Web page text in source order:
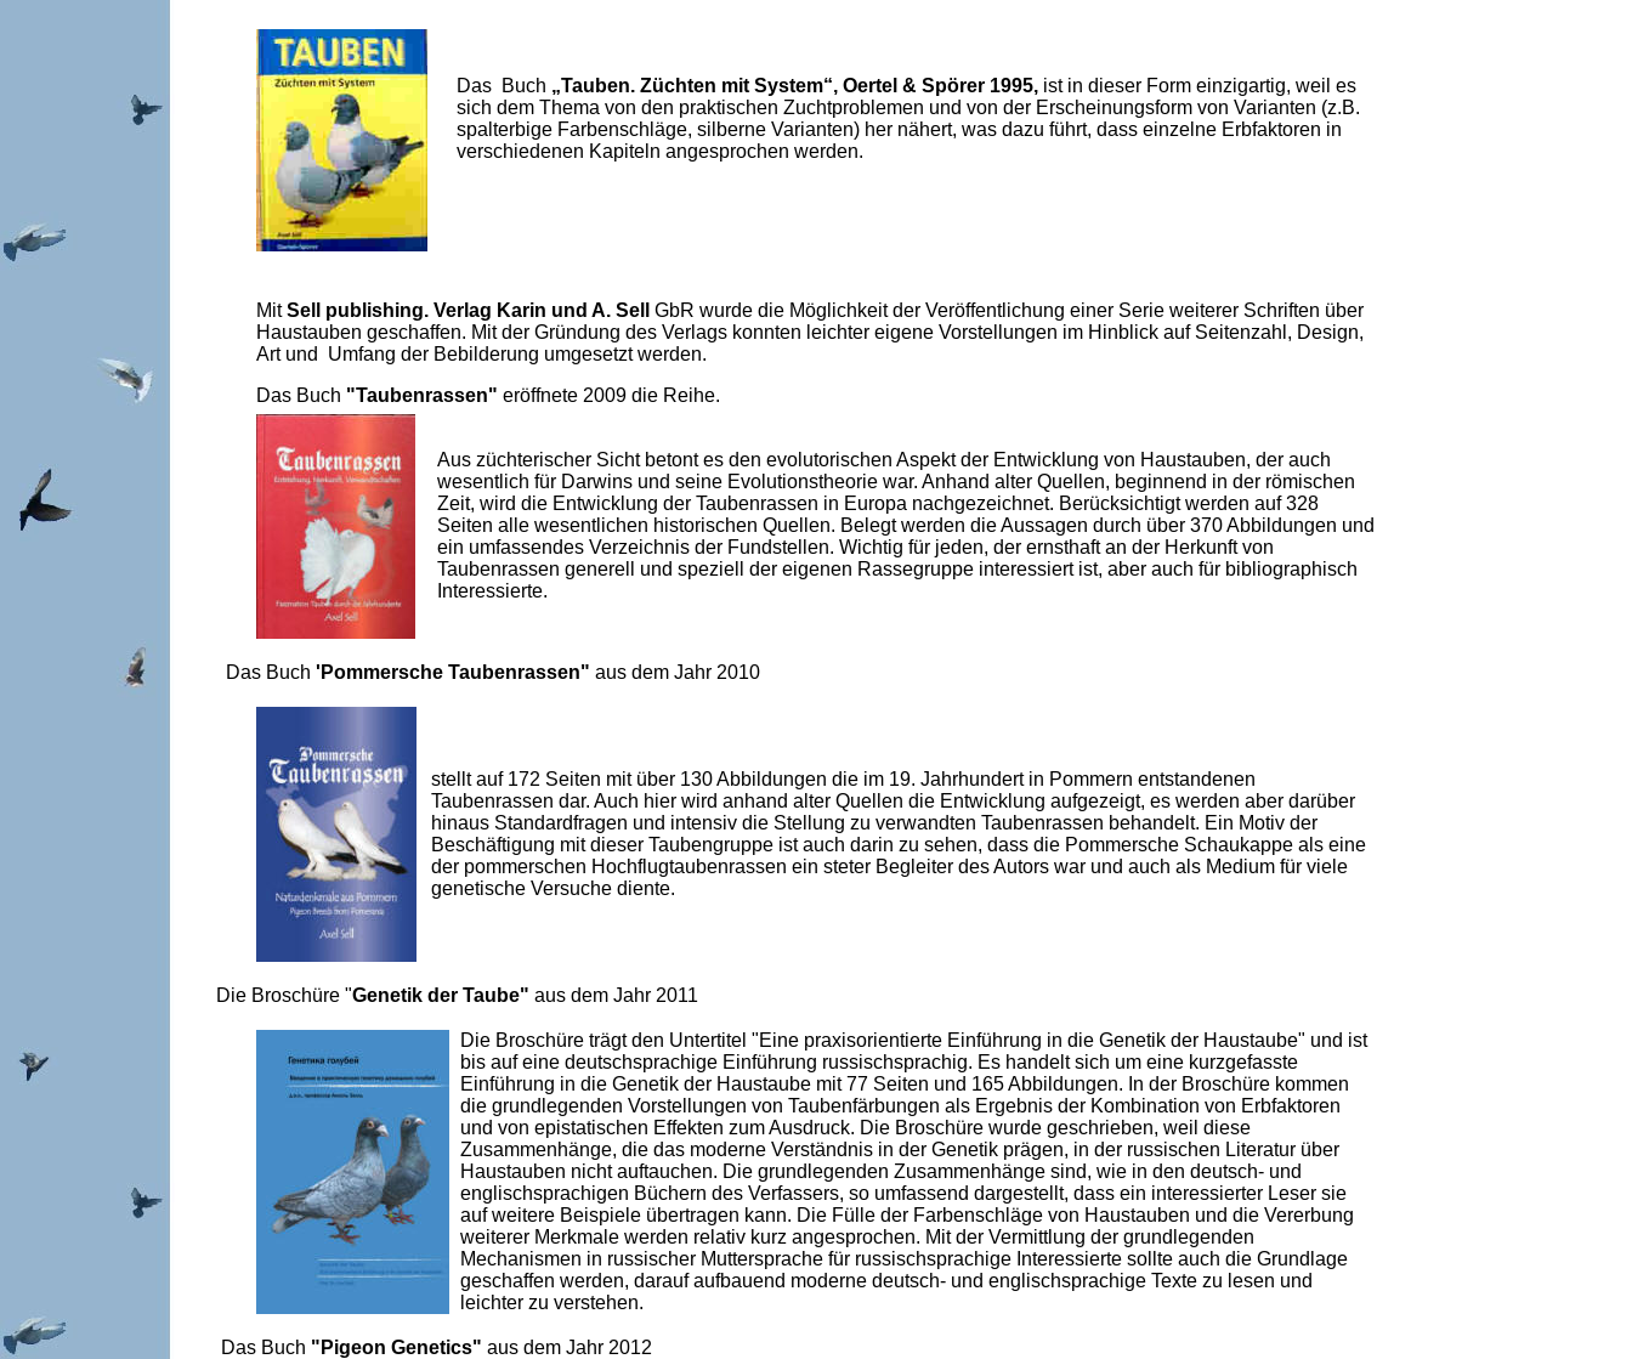
Das Buch „Tauben. Züchten mit System“, Oertel & Spörer 1995, ist in dieser Form einzigartig, weil es
sich dem Thema von den praktischen Zuchtproblemen und von der Erscheinungsform von Varianten (z.B.
spalterbige Farbenschläge, silberne Varianten) her nähert, was dazu führt, dass einzelne Erbfaktoren in
verschiedenen Kapiteln angesprochen werden.
MitSell publishing. Verlag Karin und A. Sell GbR wurde die Möglichkeit der Veröffentlichung einer Serie weiterer Schriften über
Haustauben geschaffen. Mit der Gründung des Verlags konnten leichter eigene Vorstellungen im Hinblick auf Seitenzahl, Design,
Art und Umfang der Bebilderung umgesetzt werden.
Das Buch "Taubenrassen" eröffnete 2009 die Reihe.
Aus züchterischer Sicht betont es den evolutorischen Aspekt der Entwicklung von Haustauben, der auch
wesentlich für Darwins und seine Evolutionstheorie war. Anhand alter Quellen, beginnend in der römischen
Zeit, wird die Entwicklung der Taubenrassen in Europa nachgezeichnet. Berücksichtigt werden auf 328
Seiten alle wesentlichen historischen Quellen. Belegt werden die Aussagen durch über 370 Abbildungen und
ein umfassendes Verzeichnis der Fundstellen. Wichtig für jeden, der ernsthaft an der Herkunft von
Taubenrassen generell und speziell der eigenen Rassegruppe interessiert ist, aber auch für bibliographisch
Interessierte.
Das Buch 'Pommersche Taubenrassen" aus dem Jahr 2010
stellt auf 172 Seiten mit über 130 Abbildungen die im 19. Jahrhundert in Pommern entstandenen
Taubenrassen dar. Auch hier wird anhand alter Quellen die Entwicklung aufgezeigt, es werden aber darüber
hinaus Standardfragen und intensiv die Stellung zu verwandten Taubenrassen behandelt. Ein Motiv der
Beschäftigung mit dieser Taubengruppe ist auch darin zu sehen, dass die Pommersche Schaukappe als eine
der pommerschen Hochflugtaubenrassen ein steter Begleiter des Autors war und auch als Medium für viele
genetische Versuche diente.
Die Broschüre "Genetik der Taube" aus dem Jahr 2011
Die Broschüre trägt den Untertitel "Eine praxisorientierte Einführung in die Genetik der Haustaube" und ist
bis auf eine deutschsprachige Einführung russischsprachig. Es handelt sich um eine kurzgefasste
Einführung in die Genetik der Haustaube mit 77 Seiten und 165 Abbildungen. In der Broschüre kommen
die grundlegenden Vorstellungen von Taubenfärbungen als Ergebnis der Kombination von Erbfaktoren
und von epistatischen Effekten zum Ausdruck. Die Broschüre wurde geschrieben, weil diese
Zusammenhänge, die das moderne Verständnis in der Genetik prägen, in der russischen Literatur über
Haustauben nicht auftauchen. Die grundlegenden Zusammenhänge sind, wie in den deutsch- und
englischsprachigen Büchern des Verfassers, so umfassend dargestellt, dass ein interessierter Leser sie
auf weitere Beispiele übertragen kann. Die Fülle der Farbenschläge von Haustauben und die Vererbung
weiterer Merkmale werden relativ kurz angesprochen. Mit der Vermittlung der grundlegenden
Mechanismen in russischer Muttersprache für russischsprachige Interessierte sollte auch die Grundlage
geschaffen werden, darauf aufbauend moderne deutsch- und englischsprachige Texte zu lesen und
leichter zu verstehen.
Das Buch "Pigeon Genetics" aus dem Jahr 2012